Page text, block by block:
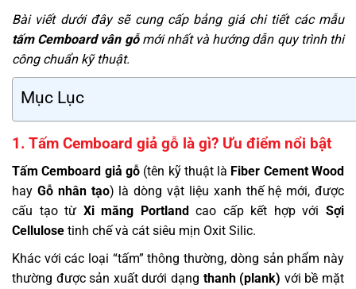
Bài viết dưới đây sẽ cung cấp bảng giá chi tiết các mẫu
tấm Cemboard vân gỗmới nhất và hướng dẫn quy trình thi
công chuẩn kỹ thuật.
Mục Lục
1. Tấm Cemboard giả gỗ là gì? Ưu điểm nổi bật
Tấm Cemboard giả gỗ(tên kỹ thuật là Fiber Cement Wood
hay Gỗ nhân tạo) là dòng vật liệu xanh thế hệ mới, được
cấu tạo từ Xi măng Portlandcao cấp kết hợp vớiSợi
Cellulose tinh chế và cát siêu mịn Oxit Silic.
Khác với các loại “tấm” thông thường, dòng sản phẩm này
thường được sản xuất dưới dạng thanh (plank) với bề mặt